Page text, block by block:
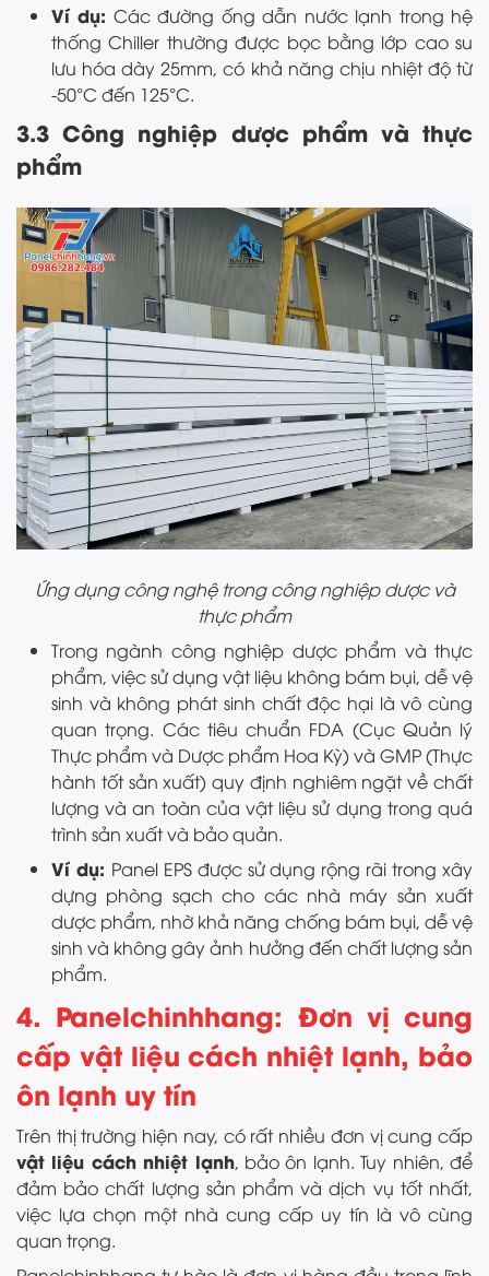
Ví dụ: Các đường ống dẫn nước lạnh trong hệ
thống Chiller thường được bọc bằng lớp cao su
lưu hóa dày 25mm, có khả năng chịu nhiệt độ từ
-50°C đến 125°C.
3.3 Công nghiệp dược phẩm và thực
phẩm
Ứng dụng công nghệ trong công nghiệp dược và
thực phẩm
Trong ngành công nghiệp dược phẩm và thực
phẩm, việc sử dụng vật liệu không bám bụi, dễ vệ
sinh và không phát sinh chất độc hại là vô cùng
quan trọng. Các tiêu chuẩn FDA (Cục Quản lý
Thực phẩm và Dược phẩm Hoa Kỳ) và GMP (Thực
hành tốt sản xuất) quy định nghiêm ngặt về chất
lượng và an toàn của vật liệu sử dụng trong quá
trình sản xuất và bảo quản.
Ví dụ: Panel EPS được sử dụng rộng rãi trong xây
dựng phòng sạch cho các nhà máy sản xuất
dược phẩm, nhờ khả năng chống bám bụi, dễ vệ
sinh và không gây ảnh hưởng đến chất lượng sản
phẩm.
4. Panelchinhhang: Đơn vị cung
cấp vật liệu cách nhiệt lạnh, bảo
ôn lạnh uy tín
Trên thị trường hiện nay, có rất nhiều đơn vị cung cấp
vật liệu cách nhiệt lạnh, bảo ôn lạnh. Tuy nhiên, để
đảm bảo chất lượng sản phẩm và dịch vụ tốt nhất,
việc lựa chọn một nhà cung cấp uy tín là vô cùng
quan trọng.